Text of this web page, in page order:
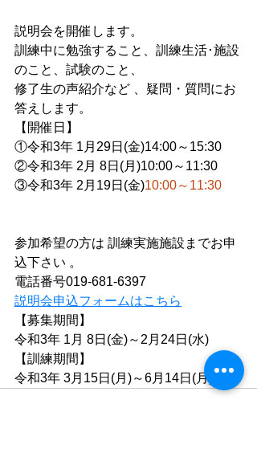
説明会を開催します。
訓練中に勉強すること、訓練生活･施設
のこと、試験のこと、
修了生の声紹介など 、疑問・質問にお
答えします。
【開催日】
①令和3年 1月29日(金)14:00～15:30
②令和3年 2月 8日(月)10:00～11:30
③令和3年 2月19日(金)10:00～11:30
参加希望の方は 訓練実施施設までお申
込下さい 。
電話番号019-681-6397
説明会申込フォームはこちら
【募集期間】
令和3年 1月 8日(金)～2月24日(水)
【訓練期間】
令和3年 3月15日(月)～6月14日(月)